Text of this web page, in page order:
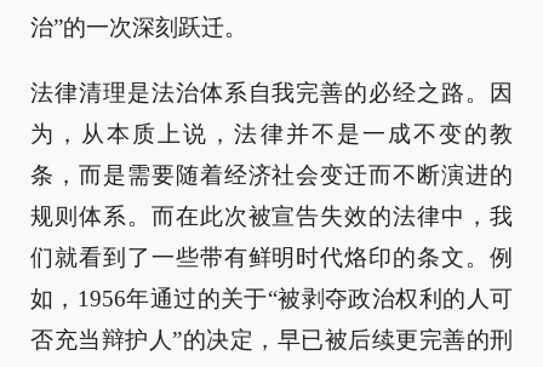
治”的一次深刻跃迁。
法律清理是法治体系自我完善的必经之路。因
为，从本质上说，法律并不是一成不变的教
条，而是需要随着经济社会变迁而不断演进的
规则体系。而在此次被宣告失效的法律中，我
们就看到了一些带有鲜明时代烙印的条文。例
如，1956年通过的关于“被剥夺政治权利的人可
否充当辩护人”的决定，早已被后续更完善的刑